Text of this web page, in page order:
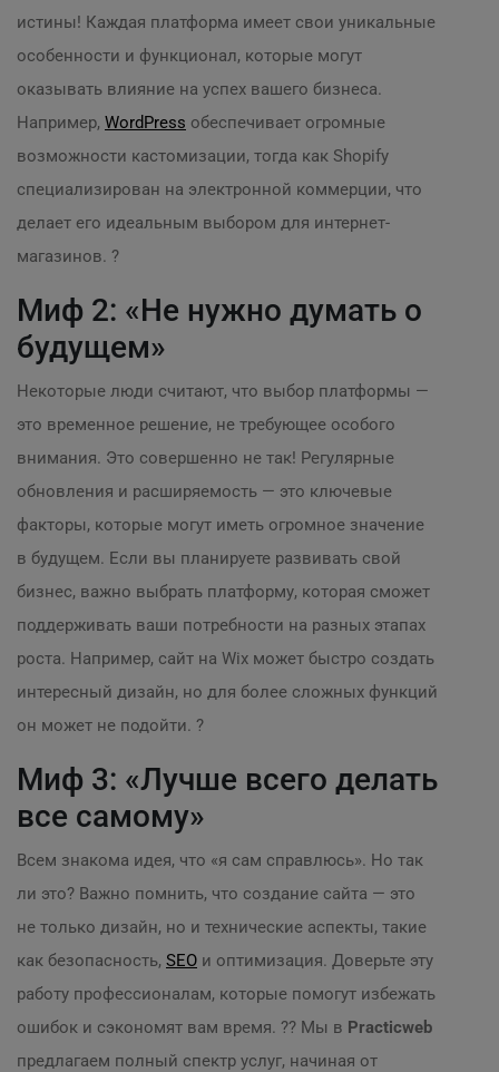
истины! Каждая платформа имеет свои уникальные
особенности и функционал, которые могут
оказывать влияние на успех вашего бизнеса.
Например, WordPress обеспечивает огромные
возможности кастомизации, тогда как Shopify
специализирован на электронной коммерции, что
делает его идеальным выбором для интернет-
магазинов. ?
Миф 2: «Не нужно думать о
будущем»
Некоторые люди считают, что выбор платформы —
это временное решение, не требующее особого
внимания. Это совершенно не так! Регулярные
обновления и расширяемость — это ключевые
факторы, которые могут иметь огромное значение
в будущем. Если вы планируете развивать свой
бизнес, важно выбрать платформу, которая сможет
поддерживать ваши потребности на разных этапах
роста. Например, сайт на Wix может быстро создать
интересный дизайн, но для более сложных функций
он может не подойти. ?
Миф 3: «Лучше всего делать
все самому»
Всем знакома идея, что «я сам справлюсь». Но так
ли это? Важно помнить, что создание сайта — это
не только дизайн, но и технические аспекты, такие
как безопасность, SEO и оптимизация. Доверьте эту
работу профессионалам, которые помогут избежать
ошибок и сэкономят вам время. ?‍? Мы в Practicweb
предлагаем полный спектр услуг, начиная от